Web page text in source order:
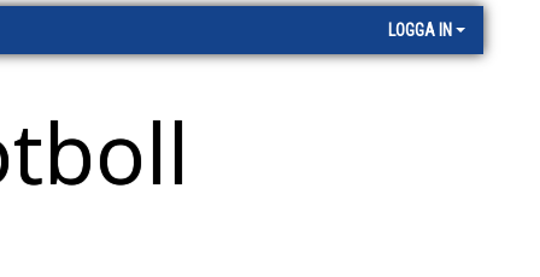
LOGGA IN